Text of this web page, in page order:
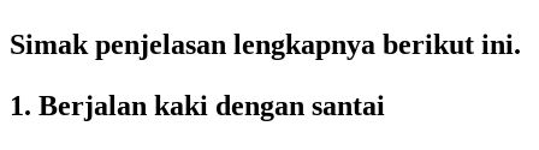
Simak penjelasan lengkapnya berikut ini.
1. Berjalan kaki dengan santai